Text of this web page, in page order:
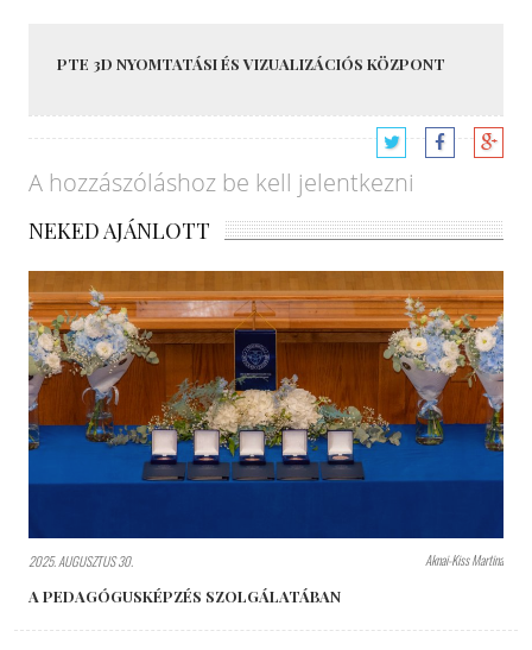
PTE 3D NYOMTATÁSI ÉS VIZUALIZÁCIÓS KÖZPONT
A hozzászóláshoz be kell jelentkezni
NEKED AJÁNLOTT
2025. AUGUSZTUS 30. Aknai-Kiss Martina
A PEDAGÓGUSKÉPZÉS SZOLGÁLATÁBAN